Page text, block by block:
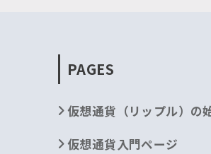
PAGES
仮想通貨（リップル）の
仮想通貨入門ページ